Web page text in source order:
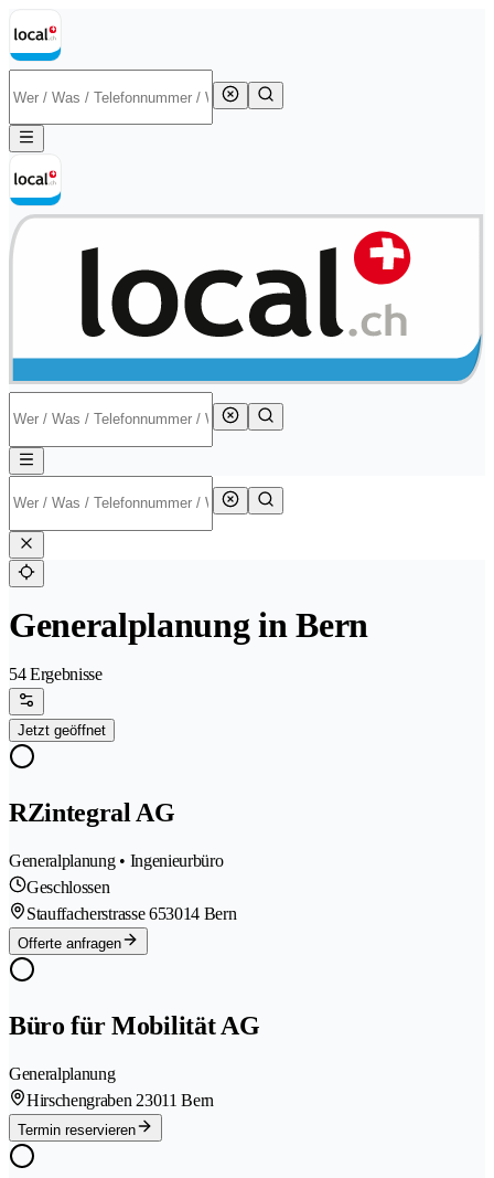
Generalplanung in Bern
54 Ergebnisse
Jetzt geöffnet
RZintegral AG
Generalplanung • Ingenieurbüro
Geschlossen
Stauffacherstrasse 653014 Bern
Offerte anfragen
Büro für Mobilität AG
Generalplanung
Hirschengraben 23011 Bern
Termin reservieren